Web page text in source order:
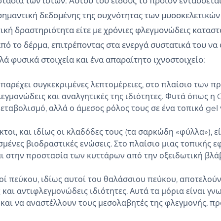
δεδομένης της συχνότητας των
δραστηριότητα είτε με χρόνιες φλεγμονώδεις
δέρμα, επιτρέποντας στα ενεργά συστατικά του να
φυσικά στοιχεία και ένα απαραίτητο ιχνοστοιχείο:
συγκεκριμένες λεπτομέρειες, στο πλαίσιο των
και αναλγητικές της ιδιότητες. Φυτά όπως
αλλά ο άμεσος ρόλος τους σε ένα τοπικό
και ιδίως οι κλαδόδες τους (τα σαρκώδη «φύλλα»),
βιοδραστικές ενώσεις. Στο πλαίσιο μιας
στην προστασία των κυττάρων από την οξειδωτική
πεύκου, ιδίως αυτοί του θαλάσσιου πεύκου,
αντιφλεγμονώδεις ιδιότητες. Αυτά τα μόρια είναι
να αναστέλλουν τους μεσολαβητές της φλεγμονής,